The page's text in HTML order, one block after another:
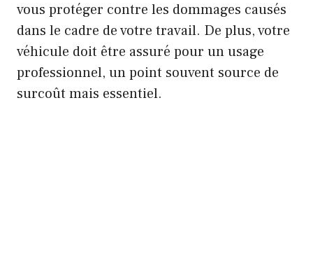
vous protéger contre les dommages causés
dans le cadre de votre travail. De plus, votre
véhicule doit être assuré pour un usage
professionnel, un point souvent source de
surcoût mais essentiel.